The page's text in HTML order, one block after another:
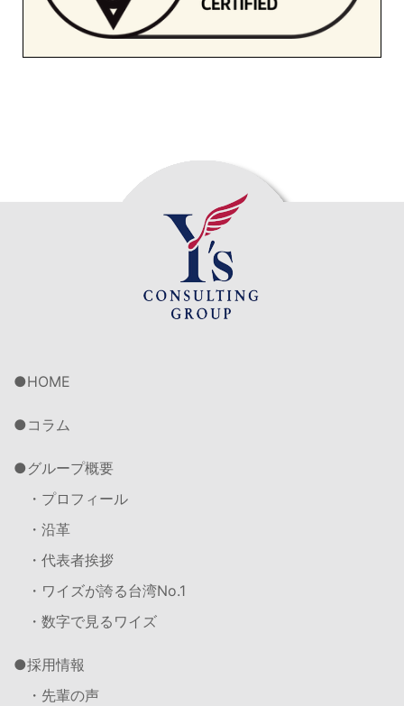
HOME
コラム
グループ概要
・プロフィール
・沿革
・代表者挨拶
・ワイズが誇る台湾No.1
・数字で見るワイズ
採用情報
・先輩の声